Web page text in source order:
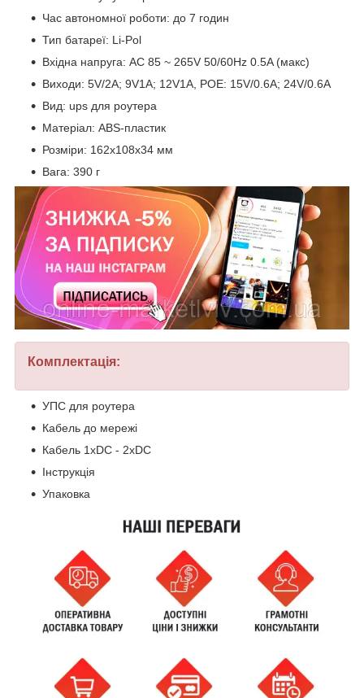
Час автономної роботи: до 7 годин
Тип батареї: Li-Pol
Вхідна напруга: AC 85 ~ 265V 50/60Hz 0.5A (макс)
Виходи: 5V/2A; 9V1A; 12V1A, POE: 15V/0.6A; 24V/0.6A
Вид: ups для роутера
Матеріал: ABS-пластик
Розміри: 162x108х34 мм
Вага: 390 г
Комплектація:
УПС для роутера
Кабель до мережі
Кабель 1хDC - 2xDC
Інструкція
Упаковка